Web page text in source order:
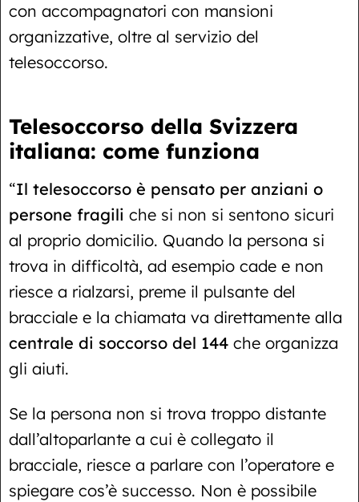
con accompagnatori con mansioni
organizzative, oltre al servizio del
telesoccorso.
Telesoccorso della Svizzera
italiana: come funziona
“Il telesoccorso è pensato per anziani o
persone fragili che si non si sentono sicuri
al proprio domicilio. Quando la persona si
trova in difficoltà, ad esempio cade e non
riesce a rialzarsi, preme il pulsante del
bracciale e la chiamata va direttamente alla
centrale di soccorso del 144 che organizza
gli aiuti.
Se la persona non si trova troppo distante
dall’altoparlante a cui è collegato il
bracciale, riesce a parlare con l’operatore e
spiegare cos’è successo. Non è possibile